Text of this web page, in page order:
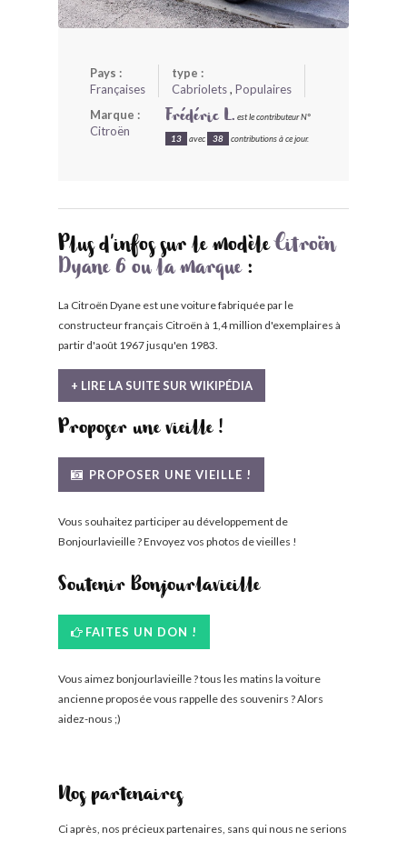
Pays :
Françaises
type :
Cabriolets, Populaires
Marque :
Citroën
Frédéric L. est le contributeur N°
13 avec 38 contributions à ce jour.
Plus d'infos sur le modèleCitroën
Dyane 6 ou la marque:
La Citroën Dyane est une voiture fabriquée par le
constructeur français Citroën à 1,4 million d'exemplaires à
partir d'août 1967 jusqu'en 1983.
+ LIRE LA SUITE SUR WIKIPÉDIA
Proposer une vieille !
PROPOSER UNE VIEILLE !
Vous souhaitez participer au développement de
Bonjourlavieille ? Envoyez vos photos de vieilles !
Soutenir Bonjourlavieille
FAITES UN DON !
Vous aimez bonjourlavieille ? tous les matins la voiture
ancienne proposée vous rappelle des souvenirs ? Alors
aidez-nous ;)
Nos partenaires
Ci après, nos précieux partenaires, sans qui nous ne serions